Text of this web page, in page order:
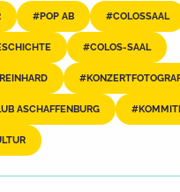
POP AB COLOSSAAL
COLOS-SAAL
ASCHAFFENBURG